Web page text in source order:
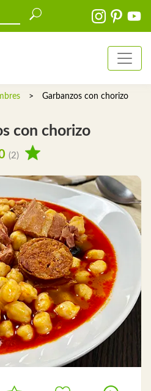
> Garbanzos con chorizo
con chorizo
(2)